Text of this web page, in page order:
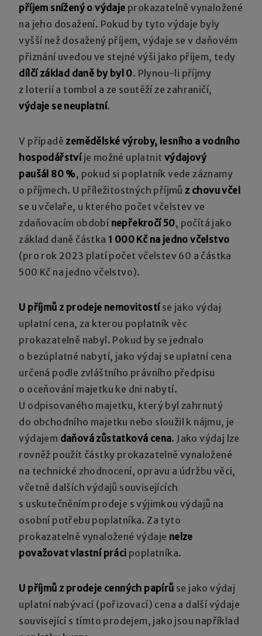
příjem snížený o výdaje prokazatelně vynaložené
na jeho dosažení. Pokud by tyto výdaje byly
vyšší než dosažený příjem, výdaje se v daňovém
přiznání uvedou ve stejné výši jako příjem, tedy
dílčí základ daně by byl 0. Plynou-li příjmy
z loterií a tombol a ze soutěží ze zahraničí,
výdaje se neuplatní.
V případězemědělské výroby, lesního a vodního
hospodářstvíje možné uplatnit výdajový
paušál 80 %, pokud si poplatník vede záznamy
o příjmech. U příležitostných příjmůz chovu včel
se u včelaře, u kterého počet včelstev ve
zdaňovacím období nepřekročí 50, počítá jako
základ daně částka 1 000 Kč na jedno včelstvo
(pro rok 2023 platí počet včelstev 60 a částka
500 Kč na jedno včelstvo).
U příjmů z prodeje nemovitostí se jako výdaj
uplatní cena, za kterou poplatník věc
prokazatelně nabyl. Pokud by se jednalo
o bezúplatné nabytí, jako výdaj se uplatní cena
určená podle zvláštního právního předpisu
o oceňování majetku ke dni nabytí.
U odpisovaného majetku, který byl zahrnutý
do obchodního majetku nebo sloužil k nájmu, je
výdajem daňová zůstatková cena. Jako výdaj lze
rovněž použít částky prokazatelně vynaložené
na technické zhodnocení, opravu a údržbu věci,
včetně dalších výdajů souvisejících
s uskutečněním prodeje s výjimkou výdajů na
osobní potřebu poplatníka. Za tyto
prokazatelně vynaložené výdaje nelze
považovat vlastní práci poplatníka.
U příjmů z prodeje cenných papírů se jako výdaj
uplatní nabývací (pořizovací) cena a další výdaje
související s tímto prodejem, jako jsou například